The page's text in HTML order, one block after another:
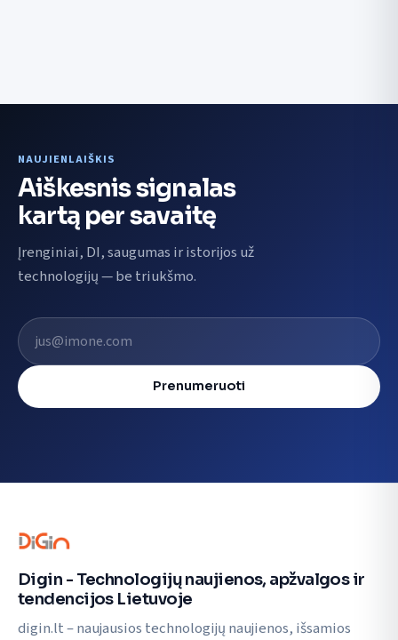
NAUJIENLAIŠKIS
Aiškesnis signalas
kartą per savaitę
Įrenginiai, DI, saugumas ir istorijos už
technologijų — be triukšmo.
El. pašto adresas
Prenumeruoti
Digin - Technologijų naujienos, apžvalgos ir
tendencijos Lietuvoje
digin.lt – naujausios technologijų naujienos, išsamios